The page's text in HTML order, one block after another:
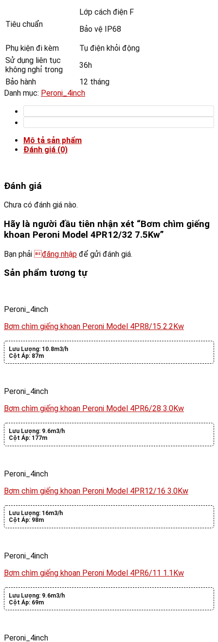
Tiêu chuẩn
Lớp cách điện F
Bảo vệ IP68
Phụ kiện đi kèm
Tụ điện khỏi động
Sử dụng liên tục
không nghỉ trong
36h
Bảo hành
12 tháng
Danh mục: Peroni_4inch
Mô tả sản phẩm
Đánh giá (0)
Đánh giá
Chưa có đánh giá nào.
Hãy là người đầu tiên nhận xét “Bơm chìm giếng
khoan Peroni Model 4PR12/32 7.5Kw”
Bạn phải đăng nhập để gửi đánh giá.
Sản phẩm tương tự
Peroni_4inch
Bơm chìm giếng khoan Peroni Model 4PR8/15 2.2Kw
Lưu Lượng: 10.8m3/h
Cột Áp: 87m
Peroni_4inch
Bơm chìm giếng khoan Peroni Model 4PR6/28 3.0Kw
Lưu Lượng: 9.6m3/h
Cột Áp: 177m
Peroni_4inch
Bơm chìm giếng khoan Peroni Model 4PR12/16 3.0Kw
Lưu Lượng: 16m3/h
Cột Áp: 98m
Peroni_4inch
Bơm chìm giếng khoan Peroni Model 4PR6/11 1.1Kw
Lưu Lượng: 9.6m3/h
Cột Áp: 69m
Peroni_4inch